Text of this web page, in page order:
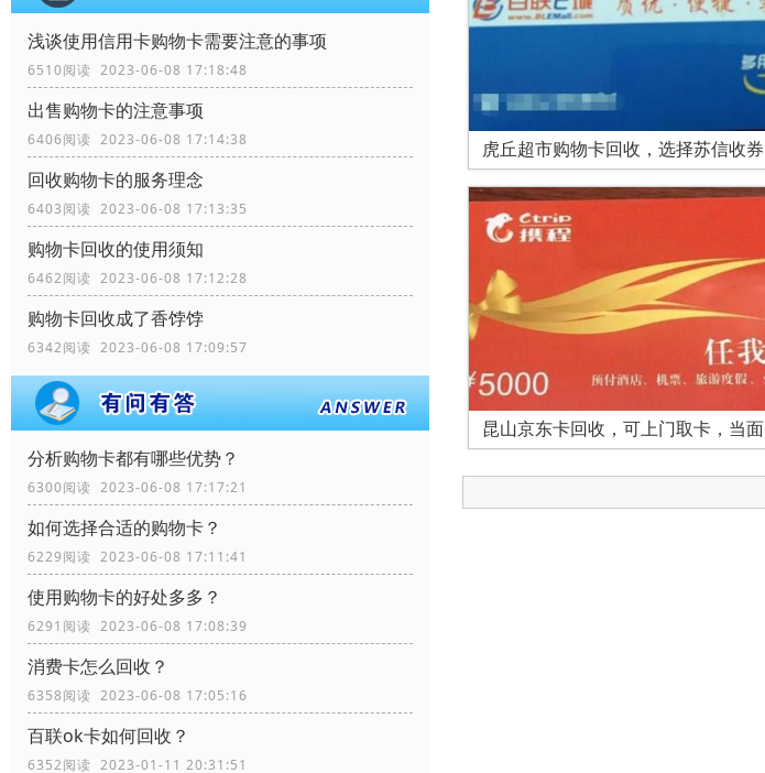
浅谈使用信用卡购物卡需要注意的事项
6510阅读 2023-06-08 17:18:48
出售购物卡的注意事项
6406阅读 2023-06-08 17:14:38
回收购物卡的服务理念
6403阅读 2023-06-08 17:13:35
购物卡回收的使用须知
6462阅读 2023-06-08 17:12:28
购物卡回收成了香饽饽
6342阅读 2023-06-08 17:09:57
分析购物卡都有哪些优势？
6300阅读 2023-06-08 17:17:21
如何选择合适的购物卡？
6229阅读 2023-06-08 17:11:41
使用购物卡的好处多多？
6291阅读 2023-06-08 17:08:39
消费卡怎么回收？
6358阅读 2023-06-08 17:05:16
百联ok卡如何回收？
6352阅读 2023-01-11 20:31:51
虎丘超市购物卡回收，选择苏信收券
昆山京东卡回收，可上门取卡，当面